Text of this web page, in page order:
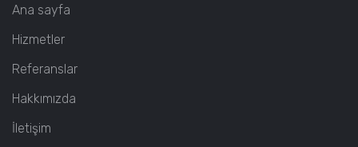
Ana sayfa
Hizmetler
Referanslar
Hakkımızda
İletişim